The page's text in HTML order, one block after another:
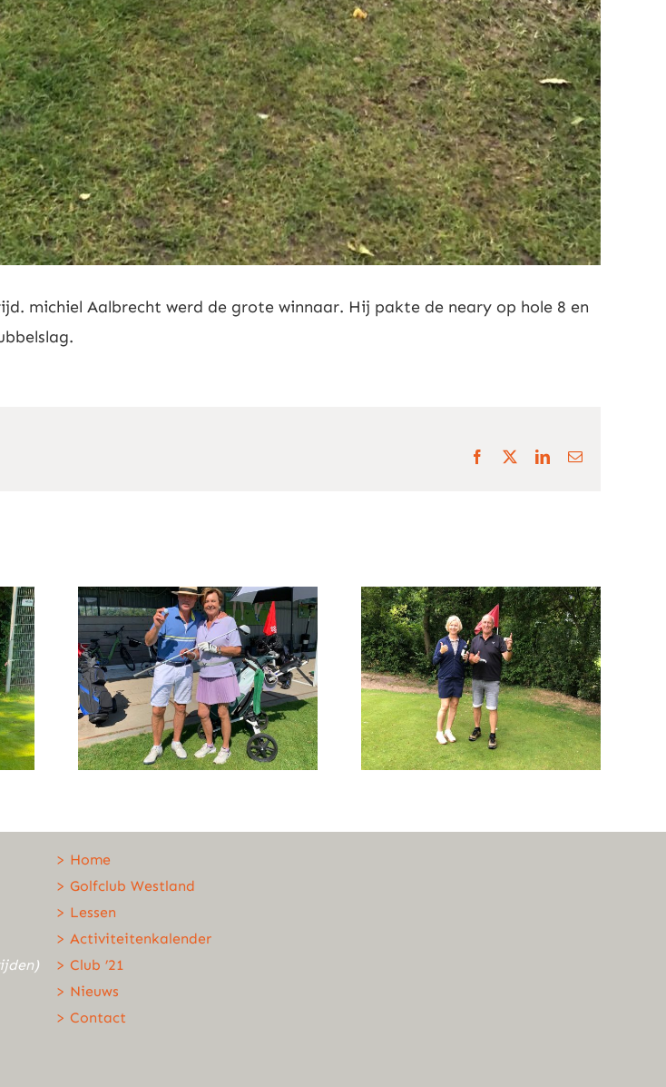
michiel Aalbrecht werd de grote winnaar. Hij pakte de neary op hole 8 en
Facebook LinkedIn
E-
> Home
> Golfclub Westland
> Lessen
> Activiteitenkalender
> Club ’21
> Nieuws
> Contact